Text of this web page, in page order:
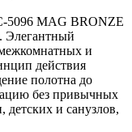
5096 MAG BRONZE
Элегантный
и
действия
полотна до
без привычных
детских и санузлов,